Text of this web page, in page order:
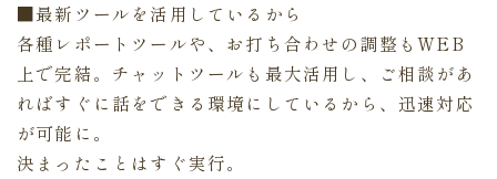
■最新ツールを活用しているから
各種レポートツールや、お打ち合わせの調整もWEB
上で完結。チャットツールも最大活用し、ご相談があ
ればすぐに話をできる環境にしているから、迅速対応
が可能に。
決まったことはすぐ実行。